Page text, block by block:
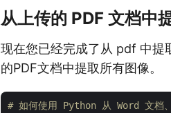
从上传的 PDF 文档中
现在您已经完成了从 pdf 中提
的PDF文档中提取所有图像。
# 如何使用 Python 从 Word 文档